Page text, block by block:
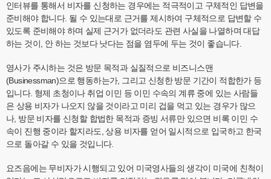
인터뷰를 통해서 비자를 신청하는 경우에는 적극적이고 구체적인 답변을
준비해야 합니다. 될 수 있는대로 근거를 제시하여 구체적으로 답변할 수
있도록 준비해야 하며 실제 근거가 없더라도 관련 사실을 나열하며 대답
하는 것이, 안 하는 것보다 낫다는 점을 염두에 두는 것이 좋습니다.
영사가 주시하는 것은 방문 목적과 실질적으로 비즈니스맨
(Businessman)으로 행동하는가, 그리고 신청한 방문 기간이 적합한가 등
입니다. 형제 초청이나 취업 이민 등 이민 수속의 계류 중에 있는 사람들
은 상용 비자가 나오지 않을 것이라고 미리 겁을 먹고 있는 경우가 많으
나, 방문 비자를 신청할 합법한 목적과 증빙 서류만 있으면 비록 이민 수
속이 진행 중이라 할지라도, 상용 비자를 얻어 일시적으로 입국하고 한국
으로 돌아갈 수 있을 것입니다.
요즈음에는 무비자가 시행되고 있어 미국영사들의 생각이 미국에 친척이